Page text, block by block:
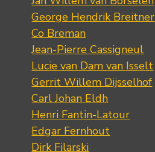
George Hendrik Breitner
Co Breman
Jean-Pierre Cassigneul
Lucie van Dam van Isselt
Gerrit Willem Dijsselhof
Carl Johan Eldh
Henri Fantin-Latour
Edgar Fernhout
Dirk Filarski